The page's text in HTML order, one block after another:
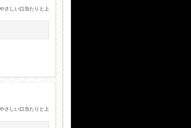
さしい口当たりと上
さしい口当たりと上